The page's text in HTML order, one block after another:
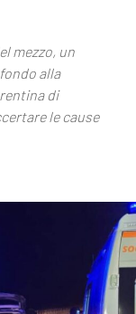
mezzo, un
alla
di
le cause